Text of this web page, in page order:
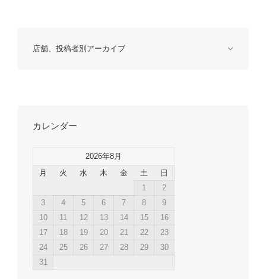
店舗、投稿者別アーカイブ
カレンダー
2026年8月
月
火 水 木 金 土
日
1
2
3
4 5 6 7 8
9
10
11 12 13 14 15
16
17
18 19 20 21 22
23
24
25 26 27 28 29
30
31